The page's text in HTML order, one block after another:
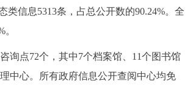
类信息5313条，占总公开数的90.24%。全
点72个，其中7个档案馆、11个图书馆
中心。所有政府信息公开查阅中心均免